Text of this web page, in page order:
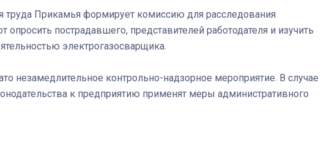
труда Прикамья формирует комиссию для расследования
пострадавшего, представителей работодателя и изучить
электрогазосварщика.
незамедлительное контрольно-надзорное мероприятие. В случае
к предприятию применят меры административного